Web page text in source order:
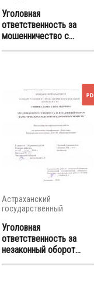
Уголовная
ответственность за
мошенничество с...
Астраханский
государственный
Уголовная
ответственность за
незаконный оборот...